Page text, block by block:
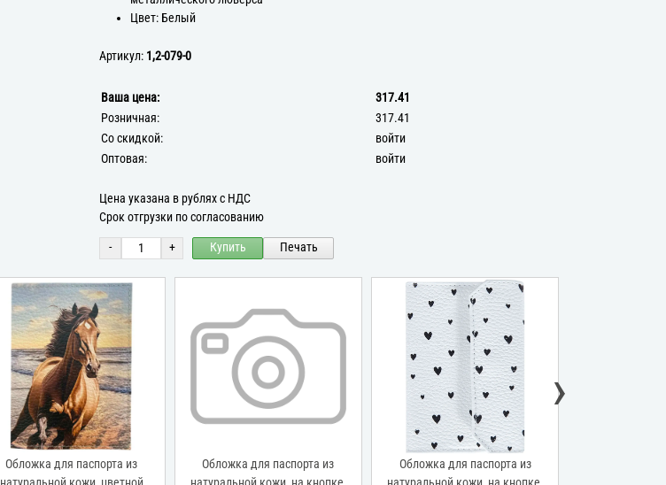
Цвет: Белый
Артикул: 1,2-079-0
Ваша цена:
317.41
Розничная:
317.41
Со скидкой:
войти
Оптовая:
войти
Цена указана в рублях с НДС
Срок отгрузки по согласованию
- + Купить Печать
Обложка для паспорта из
Обложка для паспорта из
Обложка для паспорта из
›